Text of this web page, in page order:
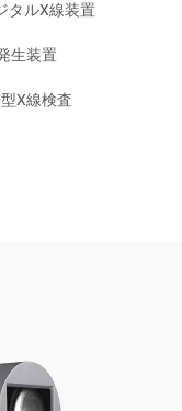
タルX線装置
生装置
X線検査